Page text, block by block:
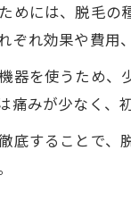
めには、脱毛
ぞれ効果や費用
器を使うため
痛みが少なく、
底することで